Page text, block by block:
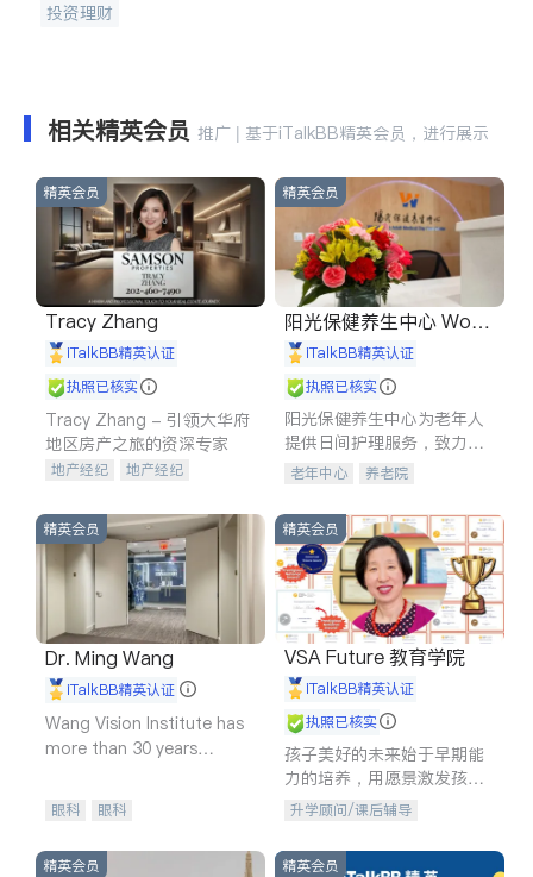
投资理财
相关精英会员 推广 | 基于iTalkBB精英会员，进行展示
精英会员
Tracy Zhang
iTalkBB精英认证
执照已核实
Tracy Zhang - 引领大华府
地区房产之旅的资深专家
地产经纪
地产经纪
商铺租售
开发商建商
精英会员
阳光保健养生中心 World
shine
iTalkBB精英认证
执照已核实
阳光保健养生中心为老年人
提供日间护理服务，致力于
通过持续的护理创新来有效
老年中心 养老院
精英会员
Dr. Ming Wang
iTalkBB精英认证
Wang Vision Institute has
more than 30 years
眼科 眼科
精英会员
VSA Future 教育学院
iTalkBB精英认证
执照已核实
孩子美好的未来始于早期能
力的培养，用愿景激发孩子
的学习潜力和动力。理念：
拥有成长型心态是成功的基
石。
升学顾问/课后辅导
精英会员 精英会员